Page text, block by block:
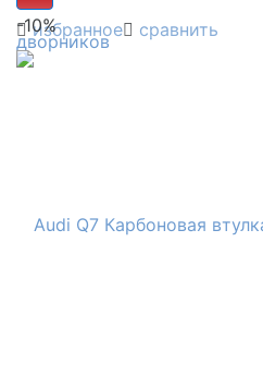
избранное сравнить
-10%